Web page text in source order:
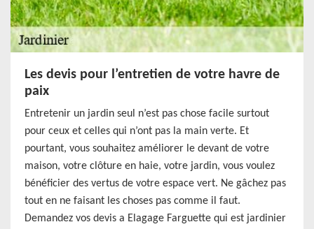
Les devis pour l’entretien de votre havre de
paix
Entretenir un jardin seul n’est pas chose facile surtout
pour ceux et celles qui n’ont pas la main verte. Et
pourtant, vous souhaitez améliorer le devant de votre
maison, votre clôture en haie, votre jardin, vous voulez
bénéficier des vertus de votre espace vert. Ne gâchez pas
tout en ne faisant les choses pas comme il faut.
Demandez vos devis a Elagage Farguette qui est jardinier